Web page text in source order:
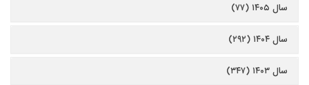
سال ۱۴۰۵ (۷۷)
سال ۱۴۰۴ (۲۹۲)
سال ۱۴۰۳ (۳۴۷)